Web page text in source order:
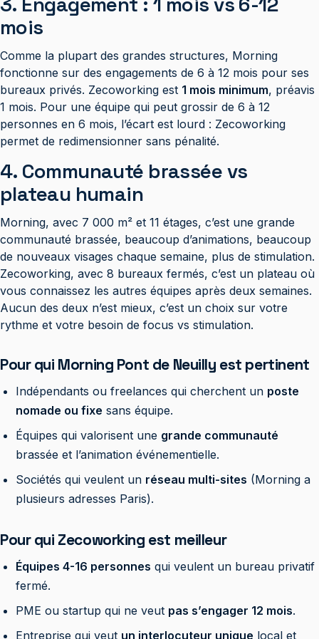
mois
Comme la plupart des grandes structures, Morning
fonctionne sur des engagements de 6 à 12 mois pour ses
bureaux privés. Zecoworking est 1 mois minimum, préavis
1 mois. Pour une équipe qui peut grossir de 6 à 12
personnes en 6 mois, l’écart est lourd : Zecoworking
permet de redimensionner sans pénalité.
4. Communauté brassée vs
plateau humain
Morning, avec 7 000 m² et 11 étages, c’est une grande
communauté brassée, beaucoup d’animations, beaucoup
de nouveaux visages chaque semaine, plus de stimulation.
Zecoworking, avec 8 bureaux fermés, c’est un plateau où
vous connaissez les autres équipes après deux semaines.
Aucun des deux n’est mieux, c’est un choix sur votre
rythme et votre besoin de focus vs stimulation.
Pour qui Morning Pont de Neuilly est pertinent
Indépendants ou freelances qui cherchent un poste
nomade ou fixe sans équipe.
Équipes qui valorisent une grande communauté
brassée et l’animation événementielle.
Sociétés qui veulent un réseau multi-sites (Morning a
plusieurs adresses Paris).
Pour qui Zecoworking est meilleur
Équipes 4-16 personnes qui veulent un bureau privatif
fermé.
PME ou startup qui ne veut pas s’engager 12 mois.
Entreprise qui veut un interlocuteur unique local et